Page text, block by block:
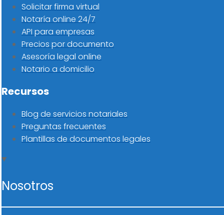
Solicitar firma virtual
Notaría online 24/7
API para empresas
Precios por documento
Asesoría legal online
Notario a domicilio
Recursos
Blog de servicios notariales
Preguntas frecuentes
Plantillas de documentos legales
Nosotros